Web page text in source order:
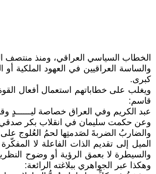
الخطاب السياسي العراقي، ومنذ منتصف
كبرى.
ويغلب على خطاباتهم استعمال أفعال القوة
قاسم:
عبد الكريم وفي العراق خصاصة ليــــــدٍ
وعن حكمت سليمان في انقلاب بكر صدقي
والضاربُ الضربةَ لصَدمتِها لحمُ العُلوج على
الميل إلى تقديم الذات الفاعلة لا
والسيطرة لا بعمق الرؤية أو وضوح
وهكذا عبر الجواهري ببلاغته الرائعة: